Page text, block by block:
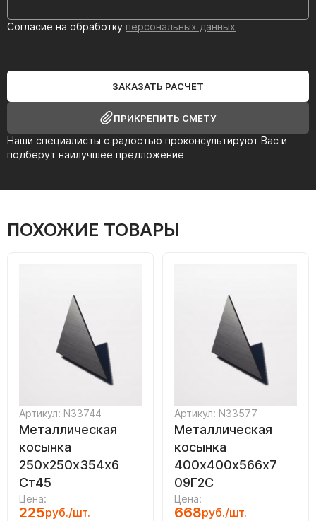
Наши специалисты с радостью проконсультируют Вас и
подберут наилучшее предложение
Согласие на обработку персональных данных
ЗАКАЗАТЬ РАСЧЕТ
ПРИКРЕПИТЬ СМЕТУ
ПОХОЖИЕ ТОВАРЫ
Артикул: N33744
Металлическая
косынка
250х250х354х6
Ст45
Цена:
225руб./шт.
Артикул: N33577
Металлическая
косынка
400х400х566х7
09Г2С
Цена:
668руб./шт.